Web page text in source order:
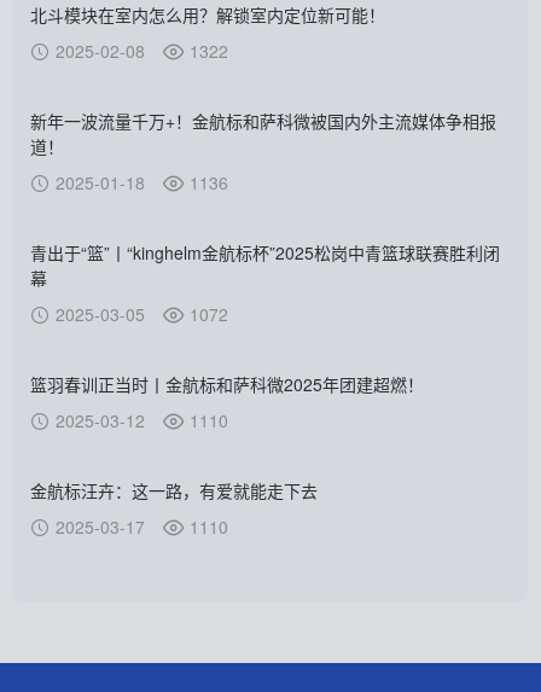
北斗模块在室内怎么用？解锁室内定位新可能！
2025-02-08
1322
新年一波流量千万+！金航标和萨科微被国内外主流媒体争相报
道！
2025-01-18
1136
青出于“篮”丨“kinghelm金航标杯”2025松岗中青篮球联赛胜利闭
幕
2025-03-05
1072
篮羽春训正当时丨金航标和萨科微2025年团建超燃！
2025-03-12
1110
金航标汪卉：这一路，有爱就能走下去
2025-03-17
1110